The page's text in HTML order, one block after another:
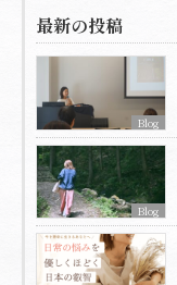
最新の投稿
Blog
Blog